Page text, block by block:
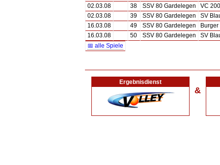
02.03.08
38 SSV 80 Gardelegen
VC
02.03.08
39 SSV 80 Gardelegen
SV
16.03.08
49 SSV 80 Gardelegen
Burger
16.03.08
50 SSV 80 Gardelegen
SV
📅 alle Spiele
Ergebnisdienst
&